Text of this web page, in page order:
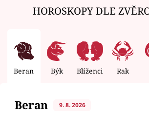
HOROSKOPY DLE
Beran Býk Blíženci Rak
Beran 9. 8. 2026